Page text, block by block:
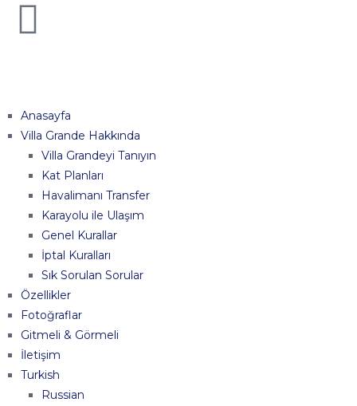
Anasayfa
Villa Grande Hakkında
Villa Grandeyi Tanıyın
Kat Planları
Havalimanı Transfer
Karayolu ile Ulaşım
Genel Kurallar
İptal Kuralları
Sık Sorulan Sorular
Özellikler
Fotoğraflar
Gitmeli & Görmeli
İletişim
Turkish
Russian